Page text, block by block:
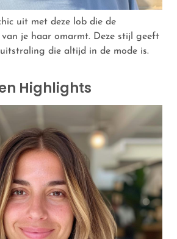
uit met deze lob die de
je haar omarmt. Deze stijl geeft
die altijd in de mode is.
Highlights